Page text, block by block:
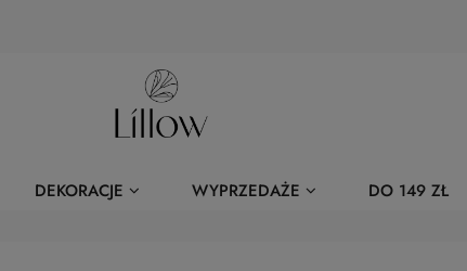
DEKORACJE WYPRZEDAŻE DO 149 ZŁ